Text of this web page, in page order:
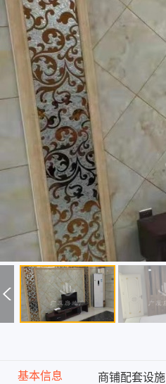
基本信息 商铺配套设施